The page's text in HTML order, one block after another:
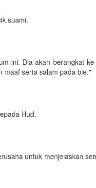
suami.
ini. Dia akan berangkat ke
maaf serta salam pada bie."
Hud.
untuk menjelaskan